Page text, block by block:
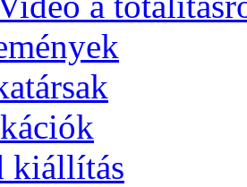
ki­ál­lí­tás